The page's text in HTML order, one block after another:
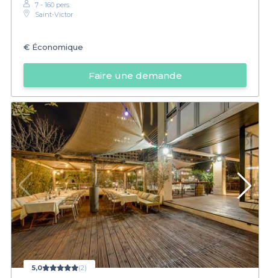
7 - 160 pers.
Saint-Victor
€ Économique
Faire une demande
5,0 (2)